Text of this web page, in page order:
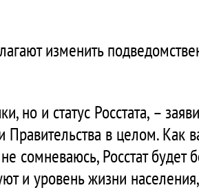
изменить
но и статус Росстата, –
в целом. Как
сомневаюсь, Росстат
и уровень жизни